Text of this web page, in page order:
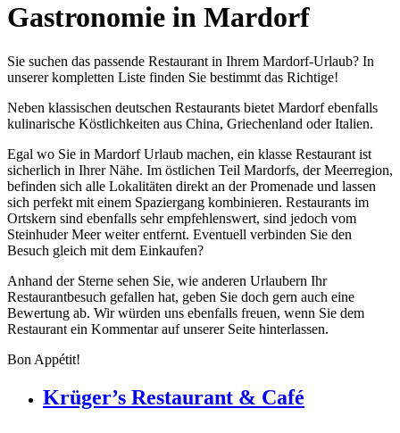
Gastronomie in Mardorf
Sie suchen das passende Restaurant in Ihrem Mardorf-Urlaub? In
unserer kompletten Liste finden Sie bestimmt das Richtige!
Neben klassischen deutschen Restaurants bietet Mardorf ebenfalls
kulinarische Köstlichkeiten aus China, Griechenland oder Italien.
Egal wo Sie in Mardorf Urlaub machen, ein klasse Restaurant ist
sicherlich in Ihrer Nähe. Im östlichen Teil Mardorfs, der Meerregion,
befinden sich alle Lokalitäten direkt an der Promenade und lassen
sich perfekt mit einem Spaziergang kombinieren. Restaurants im
Ortskern sind ebenfalls sehr empfehlenswert, sind jedoch vom
Steinhuder Meer weiter entfernt. Eventuell verbinden Sie den
Besuch gleich mit dem Einkaufen?
Anhand der Sterne sehen Sie, wie anderen Urlaubern Ihr
Restaurantbesuch gefallen hat, geben Sie doch gern auch eine
Bewertung ab. Wir würden uns ebenfalls freuen, wenn Sie dem
Restaurant ein Kommentar auf unserer Seite hinterlassen.
Bon Appétit!
Krüger’s Restaurant & Café